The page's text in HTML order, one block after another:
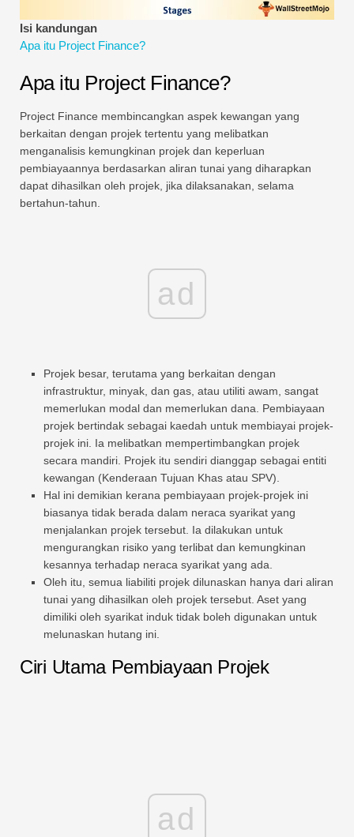
Tutorial Pemodelan Kewangan
Bentuk penuh
Tutorial Pengurusan Risiko
Isi kandungan
Apa itu Project Finance?
Apa itu Project Finance?
Project Finance membincangkan aspek kewangan yang
berkaitan dengan projek tertentu yang melibatkan
menganalisis kemungkinan projek dan keperluan
pembiayaannya berdasarkan aliran tunai yang diharapkan
dapat dihasilkan oleh projek, jika dilaksanakan, selama
bertahun-tahun.
ad
Projek besar, terutama yang berkaitan dengan
infrastruktur, minyak, dan gas, atau utiliti awam, sangat
memerlukan modal dan memerlukan dana. Pembiayaan
projek bertindak sebagai kaedah untuk membiayai projek-
projek ini. Ia melibatkan mempertimbangkan projek
secara mandiri. Projek itu sendiri dianggap sebagai entiti
kewangan (Kenderaan Tujuan Khas atau SPV).
Hal ini demikian kerana pembiayaan projek-projek ini
biasanya tidak berada dalam neraca syarikat yang
menjalankan projek tersebut. Ia dilakukan untuk
mengurangkan risiko yang terlibat dan kemungkinan
kesannya terhadap neraca syarikat yang ada.
Oleh itu, semua liabiliti projek dilunaskan hanya dari aliran
tunai yang dihasilkan oleh projek tersebut. Aset yang
dimiliki oleh syarikat induk tidak boleh digunakan untuk
melunaskan hutang ini.
Ciri Utama Pembiayaan Projek
ad